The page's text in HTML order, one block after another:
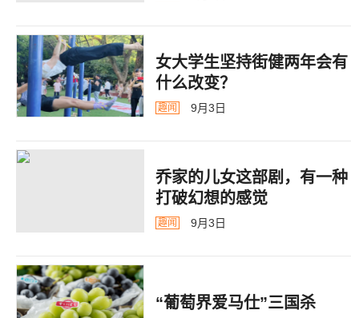
女大学生坚持街健两年会有
什么改变？
趣闻 9月3日
乔家的儿女这部剧，有一种
打破幻想的感觉
趣闻 9月3日
“葡萄界爱马仕”三国杀